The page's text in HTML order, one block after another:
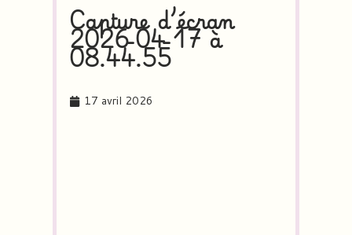
Capture d’écran
2026-04-17 à
08.44.55
17 avril 2026